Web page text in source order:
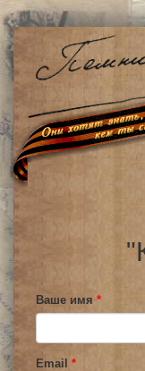
Ваше имя *
Email *